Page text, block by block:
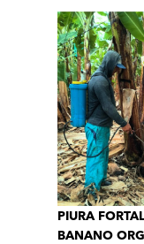
PIURA
BANANO